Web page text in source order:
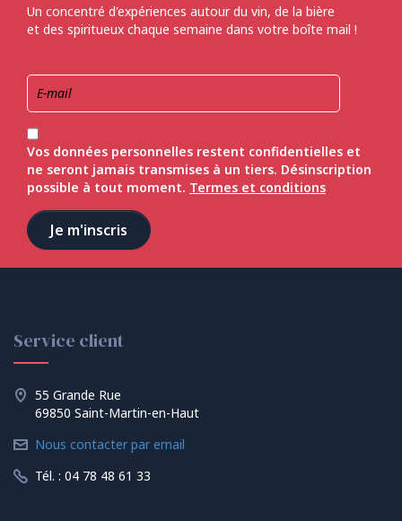
Un concentré d'expériences autour du vin, de la bière
et des spiritueux chaque semaine dans votre boîte mail !
Vos données personnelles restent confidentielles et
ne seront jamais transmises à un tiers. Désinscription
possible à tout moment. Termes et conditions
Service client
55 Grande Rue
69850 Saint-Martin-en-Haut
Nous contacter par email
Tél. : 04 78 48 61 33